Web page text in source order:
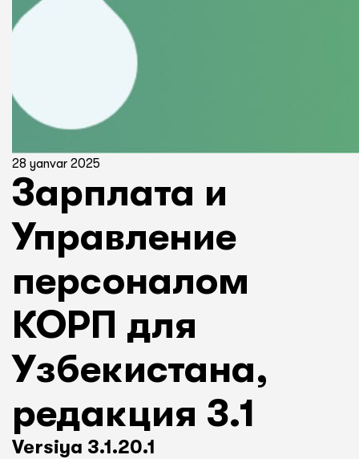
28 yanvar 2025
Зарплата и
Управление
персоналом
КОРП для
Узбекистана,
редакция 3.1
Versiya 3.1.20.1